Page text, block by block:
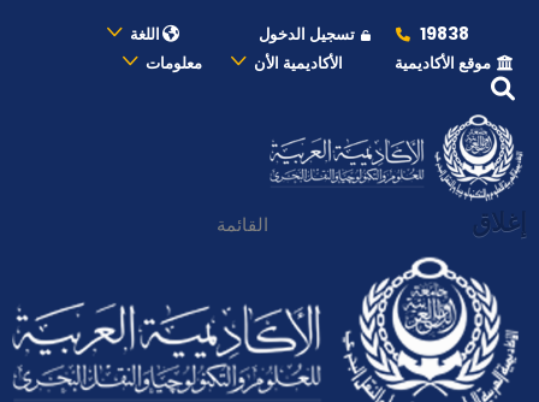
19838 تسجيل الدخول
اللغة
موقع الأكاديمية
الأكاديمية الأن معلومات
إغلاق القائمة